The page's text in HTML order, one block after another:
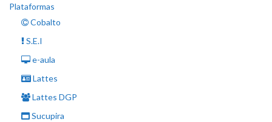
Plataformas
Cobalto
S.E.I
e-aula
Lattes
Lattes DGP
Sucupira